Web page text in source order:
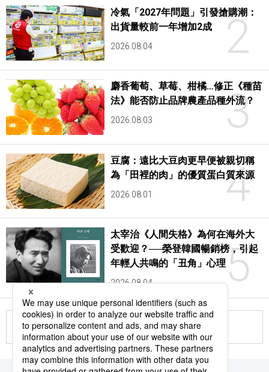
2
冷氣「2027年問題」引發搶購潮：
出貨量較前一年增加2成
2026.08.04
3
麝香葡萄、草莓、柑橘…修正《種苗
法》能否防止品牌農產品種外流？
2026.08.03
4
豆腐：遠比大豆肉更早便被親切稱
為「田裡的肉」的優質蛋白質來源
2026.08.01
5
太宰治《人間失格》為何在海外大
受歡迎？──榮登韓國暢銷榜，引起
年輕人共鳴的「丑角」心理
2026.08.04
更多